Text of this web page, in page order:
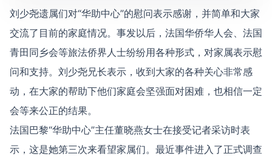
刘少尧遗属们对“华助中心”的慰问表示感谢，并简单和大家
交流了目前的家庭情况。事发以后，法国华侨华人会、法国
青田同乡会等旅法侨界人士纷纷用各种形式，对家属表示慰
问和支持。刘少尧兄长表示，收到大家的各种关心非常感
动，在大家的帮助下他们家庭会坚强面对困难，也相信一定
会等来公正的结果。
法国巴黎“华助中心”主任董晓燕女士在接受记者采访时表
示，这是她第三次来看望家属们。最近事件进入了正式调查